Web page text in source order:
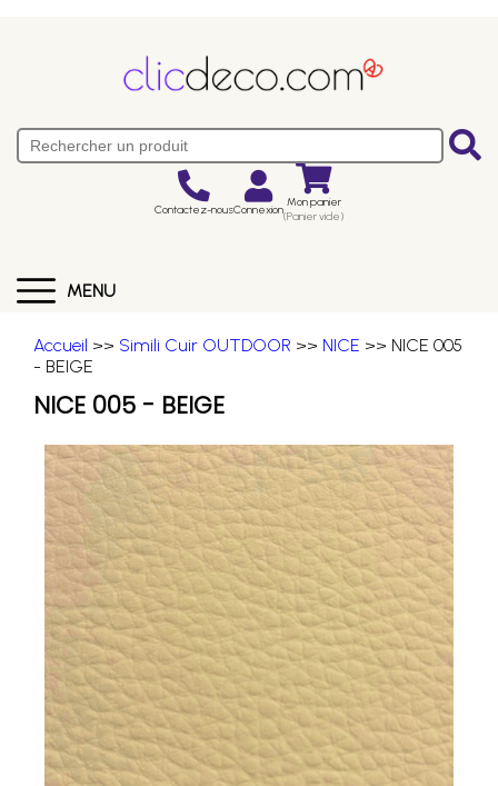
Contactez-nousConnexion Mon panier
(Panier vide)
MENU
Accueil >> Simili Cuir OUTDOOR >> NICE >> NICE 005
- BEIGE
NICE 005 - BEIGE